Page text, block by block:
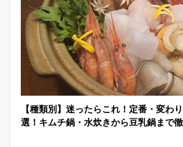
【種類別】迷ったらこれ！定番・変わ
選！キムチ鍋・水炊きから豆乳鍋まで